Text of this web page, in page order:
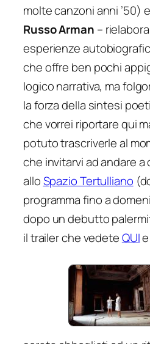
molte canzoni anni ’50)
Russo Arman –
esperienze
che offre ben pochi
logico narrativa, ma
la forza della sintesi
che vorrei riportare qui
potuto trascriverle al
che invitarvi ad andare
alloSpazio Tertulliano
programma fino a
dopo un debutto
il trailer che vedeteQUI